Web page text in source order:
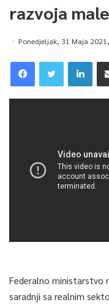
razvoja
Ponedjeljak, 31 Maja
Federalno ministarstvo
saradnji sa realnim